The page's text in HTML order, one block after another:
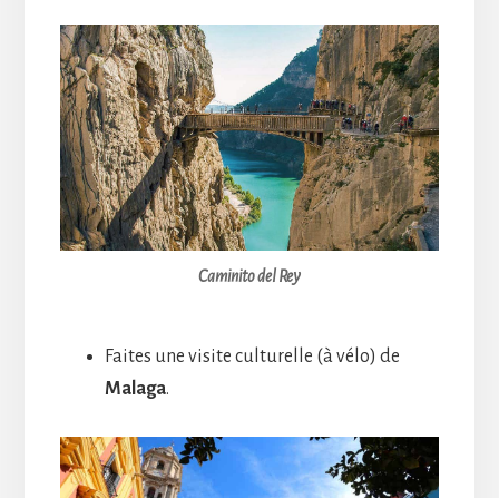
Caminito del Rey
Faites une visite culturelle (à vélo) de
Malaga.